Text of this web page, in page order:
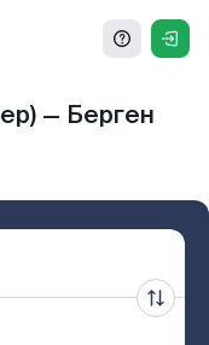
— Берген